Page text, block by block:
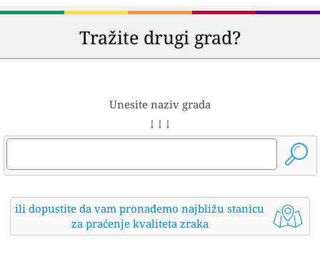
Tražite drugi grad?
Unesite naziv grada
↓ ↓ ↓
ili dopustite da vam pronađemo najbližu stanicu
za praćenje kvaliteta zraka